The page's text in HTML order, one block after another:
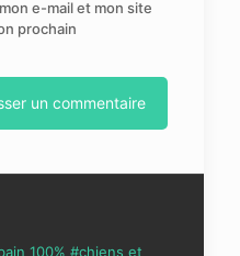
e-mail et mon site
prochain
100% #chiens et